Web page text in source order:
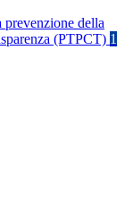
prevenzione della
(PTPCT) 1